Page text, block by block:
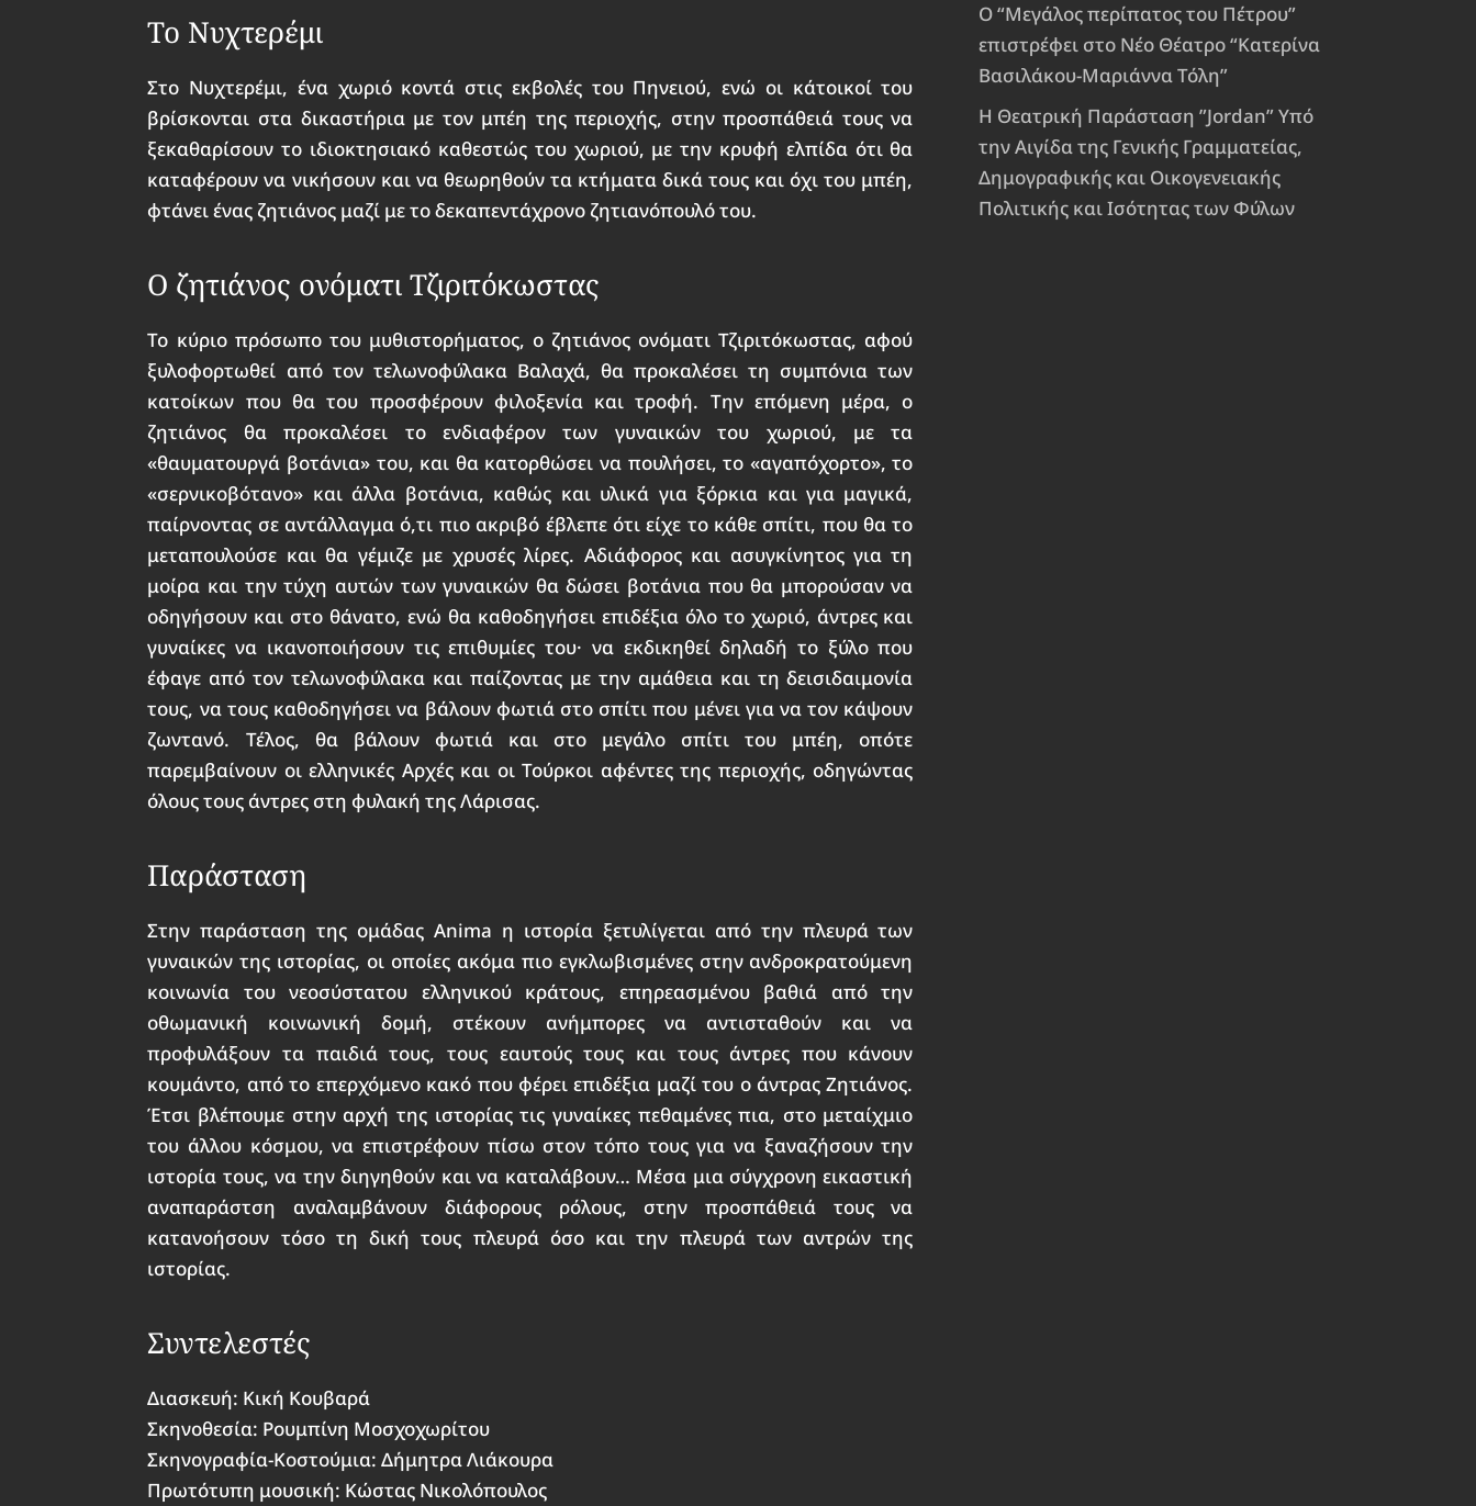
Το Νυχτερέμι
Στο Νυχτερέμι, ένα χωριό κοντά στις εκβολές του Πηνειού, ενώ οι κάτοικοί του
βρίσκονται στα δικαστήρια με τον μπέη της περιοχής, στην προσπάθειά τους να
ξεκαθαρίσουν το ιδιοκτησιακό καθεστώς του χωριού, με την κρυφή ελπίδα ότι θα
καταφέρουν να νικήσουν και να θεωρηθούν τα κτήματα δικά τους και όχι του μπέη,
φτάνει ένας ζητιάνος μαζί με το δεκαπεντάχρονο ζητιανόπουλό του.
Ο ζητιάνος ονόματι Τζιριτόκωστας
Το κύριο πρόσωπο του μυθιστορήματος, ο ζητιάνος ονόματι Τζιριτόκωστας, αφού
ξυλοφορτωθεί από τον τελωνοφύλακα Βαλαχά, θα προκαλέσει τη συμπόνια των
κατοίκων που θα του προσφέρουν φιλοξενία και τροφή. Την επόμενη μέρα, ο
ζητιάνος θα προκαλέσει το ενδιαφέρον των γυναικών του χωριού, με τα
«θαυματουργά βοτάνια» του, και θα κατορθώσει να πουλήσει, το «αγαπόχορτο», το
«σερνικοβότανο» και άλλα βοτάνια, καθώς και υλικά για ξόρκια και για μαγικά,
παίρνοντας σε αντάλλαγμα ό,τι πιο ακριβό έβλεπε ότι είχε το κάθε σπίτι, που θα το
μεταπουλούσε και θα γέμιζε με χρυσές λίρες. Αδιάφορος και ασυγκίνητος για τη
μοίρα και την τύχη αυτών των γυναικών θα δώσει βοτάνια που θα μπορούσαν να
οδηγήσουν και στο θάνατο, ενώ θα καθοδηγήσει επιδέξια όλο το χωριό, άντρες και
γυναίκες να ικανοποιήσουν τις επιθυμίες του· να εκδικηθεί δηλαδή το ξύλο που
έφαγε από τον τελωνοφύλακα και παίζοντας με την αμάθεια και τη δεισιδαιμονία
τους, να τους καθοδηγήσει να βάλουν φωτιά στο σπίτι που μένει για να τον κάψουν
ζωντανό. Τέλος, θα βάλουν φωτιά και στο μεγάλο σπίτι του μπέη, οπότε
παρεμβαίνουν οι ελληνικές Αρχές και οι Τούρκοι αφέντες της περιοχής, οδηγώντας
όλους τους άντρες στη φυλακή της Λάρισας.
Παράσταση
Στην παράσταση της ομάδας Anima η ιστορία ξετυλίγεται από την πλευρά των
γυναικών της ιστορίας, οι οποίες ακόμα πιο εγκλωβισμένες στην ανδροκρατούμενη
κοινωνία του νεοσύστατου ελληνικού κράτους, επηρεασμένου βαθιά από την
οθωμανική κοινωνική δομή, στέκουν ανήμπορες να αντισταθούν και να
προφυλάξουν τα παιδιά τους, τους εαυτούς τους και τους άντρες που κάνουν
κουμάντο, από το επερχόμενο κακό που φέρει επιδέξια μαζί του ο άντρας Ζητιάνος.
Έτσι βλέπουμε στην αρχή της ιστορίας τις γυναίκες πεθαμένες πια, στο μεταίχμιο
του άλλου κόσμου, να επιστρέφουν πίσω στον τόπο τους για να ξαναζήσουν την
ιστορία τους, να την διηγηθούν και να καταλάβουν… Μέσα μια σύγχρονη εικαστική
αναπαράστση αναλαμβάνουν διάφορους ρόλους, στην προσπάθειά τους να
κατανοήσουν τόσο τη δική τους πλευρά όσο και την πλευρά των αντρών της
ιστορίας.
Συντελεστές
Διασκευή: Κική Κουβαρά
Σκηνοθεσία: Ρουμπίνη Μοσχοχωρίτου
Σκηνογραφία-Κοστούμια: Δήμητρα Λιάκουρα
Πρωτότυπη μουσική: Κώστας Νικολόπουλος
Ο “Μεγάλος περίπατος του Πέτρου”
επιστρέφει στο Νέο Θέατρο “Κατερίνα
Βασιλάκου-Μαριάννα Τόλη”
Η Θεατρική Παράσταση ”Jordan” Υπό
την Αιγίδα της Γενικής Γραμματείας,
Δημογραφικής και Οικογενειακής
Πολιτικής και Ισότητας των Φύλων